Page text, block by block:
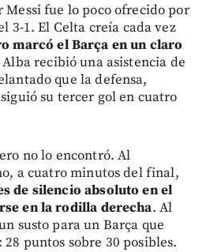
Messi fue lo poco ofrecido por
3-1. El Celta creía cada vez
marcó el Barça en un claro
recibió una asistencia de
que la defensa,
su tercer gol en cuatro
no lo encontró. Al
a cuatro minutos del final,
de silencio absoluto en el
en la rodilla derecha. Al
susto para un Barça que
puntos sobre 30 posibles.